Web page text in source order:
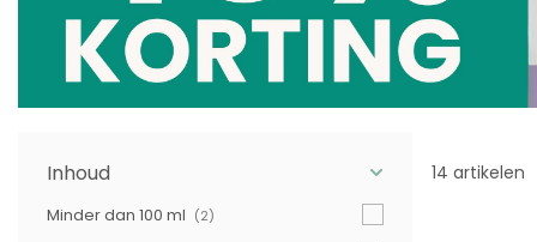
Inhoud
Minder dan 100 ml (2)
14 artikelen